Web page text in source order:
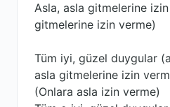
Asla, asla gitmelerine
gitmelerine izin verme)
Tüm iyi, güzel duygular
asla gitmelerine izin
(Onlara asla izin verme)